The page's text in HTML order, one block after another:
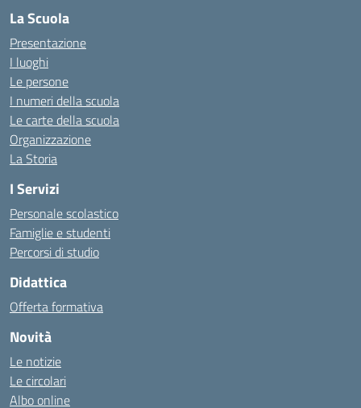
La Scuola
Presentazione
I luoghi
Le persone
I numeri della scuola
Le carte della scuola
Organizzazione
La Storia
I Servizi
Personale scolastico
Famiglie e studenti
Percorsi di studio
Didattica
Offerta formativa
Novità
Le notizie
Le circolari
Albo online